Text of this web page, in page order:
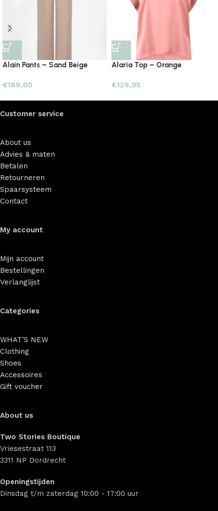
Alain Pants – Sand Beige
€189,00
Alaria Top – Orange
€129,95
Customer service
About us
Advies & maten
Betalen
Retourneren
Spaarsysteem
Contact
My account
Mijn account
Bestellingen
Verlanglijst
Categories
WHAT’S NEW
Clothing
Shoes
Accessoires
Gift voucher
About us
Two Stories Boutique
Vriesestraat 113
3311 NP Dordrecht
Openingstijden
Dinsdag t/m zaterdag 10:00 - 17:00 uur